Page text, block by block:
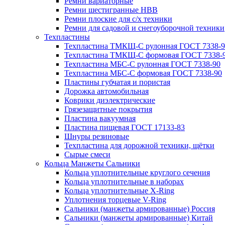
Ремни шестигранные HBB
Ремни плоские для с/х техники
Ремни для садовой и снегоуборочной техники
Техпластины
Техпластина ТМКЩ-С рулонная ГОСТ 7338-
Техпластина ТМКЩ-С формовая ГОСТ 7338-
Техпластина МБС-С рулонная ГОСТ 7338-90
Техпластина МБС-С формовая ГОСТ 7338-90
Пластины губчатая и пористая
Дорожка автомобильная
Коврики диэлектрические
Грязезащитные покрытия
Пластина вакуумная
Пластина пищевая ГОСТ 17133-83
Шнуры резиновые
Техпластина для дорожной техники, щётки
Сырые смеси
Кольца Манжеты Сальники
Кольца уплотнительные круглого сечения
Кольца уплотнительные в наборах
Кольца уплотнительные Х-Ring
Уплотнения торцевые V-Ring
Сальники (манжеты армированные) Россия
Сальники (манжеты армированные) Китай